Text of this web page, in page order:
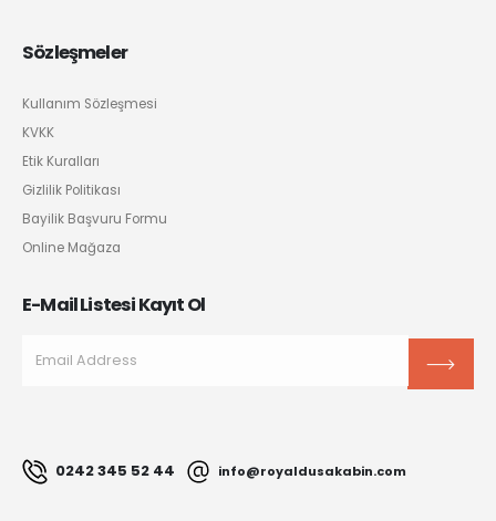
Sözleşmeler
Kullanım Sözleşmesi
KVKK
Etik Kuralları
Gizlilik Politikası
Bayilik Başvuru Formu
Online Mağaza
E-Mail Listesi Kayıt Ol
0242 345 52 44 info@royaldusakabin.com